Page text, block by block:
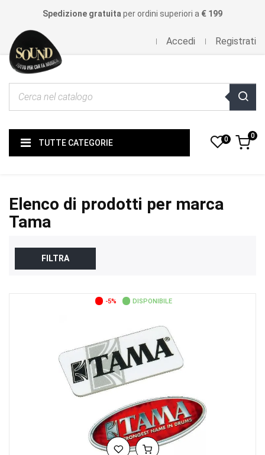
Spedizione gratuita per ordini superiori a € 199
Accedi Registrati
TUTTE CATEGORIE 0 0
Elenco di prodotti per marca
Tama
FILTRA
-5% DISPONIBILE